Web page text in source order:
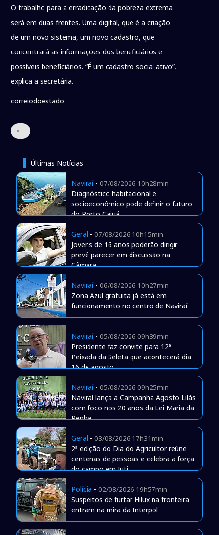
O trabalho para a erradicação da pobreza extrema
será em duas frentes. Uma digital, que é a criação
de um novo sistema, um novo cadastro, que
concentrará as informações dos beneficiários e
possíveis beneficiários. “É um cadastro social ativo”,
explica a secretária.
correiodoestado
•
Últimas Notícias
Naviraí- 07/08/2026 10h28min
Diagnóstico habitacional e
socioeconômico pode definir o futuro
do Porto Caiuá
Geral - 07/08/2026 10h15min
Jovens de 16 anos poderão dirigir
prevê parecer em discussão na
Câmara
Naviraí- 06/08/2026 10h27min
Zona Azul gratuita já está em
funcionamento no centro de Naviraí
Naviraí- 05/08/2026 09h39min
Presidente faz convite para 12ª
Peixada da Seleta que acontecerá dia
16 de agosto
Naviraí- 05/08/2026 09h25min
Naviraí lança a Campanha Agosto Lilás
com foco nos 20 anos da Lei Maria da
Penha
Geral - 03/08/2026 17h31min
2ª edição do Dia do Agricultor reúne
centenas de pessoas e celebra a força
do campo em Juti
Polícia - 02/08/2026 19h57min
Suspeitos de furtar Hilux na fronteira
entram na mira da Interpol